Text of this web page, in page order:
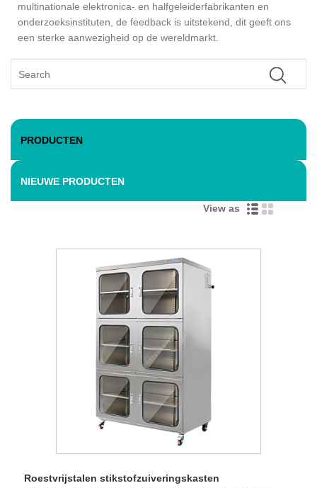
multinationale elektronica- en halfgeleiderfabrikanten en
onderzoeksinstituten, de feedback is uitstekend, dit geeft ons
een sterke aanwezigheid op de wereldmarkt.
PRODUCTEN
NIEUWE PRODUCTEN
View as
Roestvrijstalen stikstofzuiveringskasten